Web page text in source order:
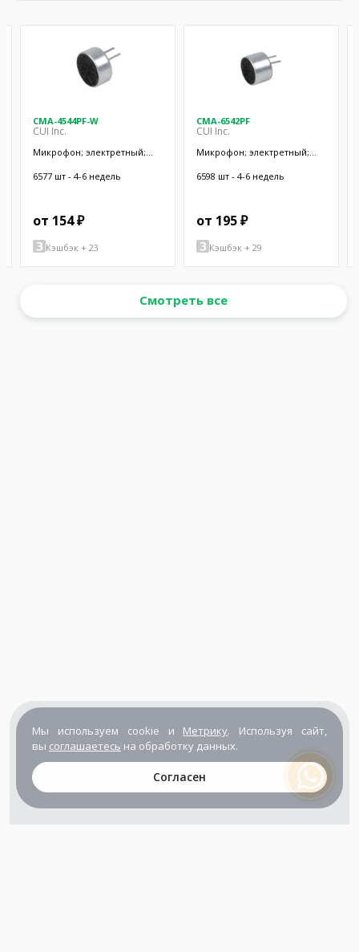
CMA-4544PF-W
CUI Inc.
Микрофон; электретный;
Ø9,7x4,5мм; SMT
6577 шт - 4-6 недель
от 154 ₽
Кэшбэк + 23
CMA-6542PF
CUI Inc.
Микрофон; электретный;
Ø9,4x6,5мм; SMT
6598 шт - 4-6 недель
от 195 ₽
Кэшбэк + 29
Смотреть все
Мы используем cookie и Метрику. Используя сайт,
вы соглашаетесь на обработку данных.
Согласен